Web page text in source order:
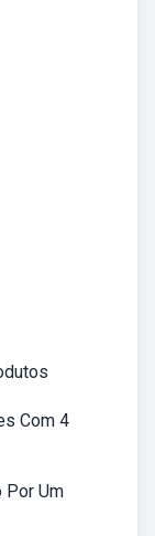
Com 4
Por Um